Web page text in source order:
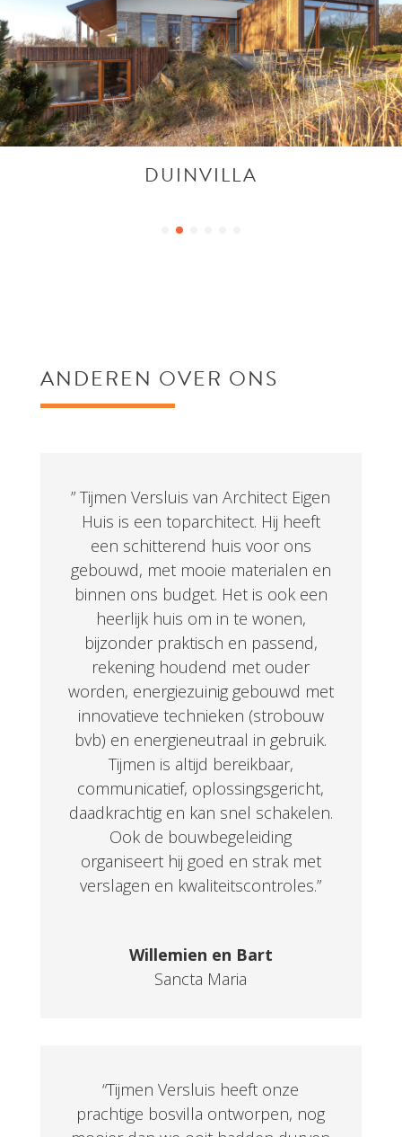
DUINVILLA
ANDEREN OVER ONS
” Tijmen Versluis van Architect Eigen
Huis is een toparchitect. Hij heeft
een schitterend huis voor ons
gebouwd, met mooie materialen en
binnen ons budget. Het is ook een
heerlijk huis om in te wonen,
bijzonder praktisch en passend,
rekening houdend met ouder
worden, energiezuinig gebouwd met
innovatieve technieken (strobouw
bvb) en energieneutraal in gebruik.
Tijmen is altijd bereikbaar,
communicatief, oplossingsgericht,
daadkrachtig en kan snel schakelen.
Ook de bouwbegeleiding
organiseert hij goed en strak met
verslagen en kwaliteitscontroles.”
Willemien en Bart
Sancta Maria
“Tijmen Versluis heeft onze
prachtige bosvilla ontworpen, nog